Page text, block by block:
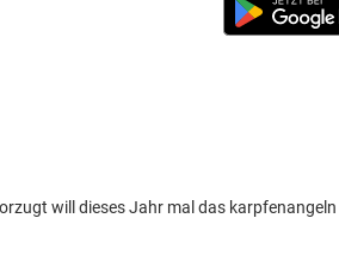
will dieses Jahr mal das